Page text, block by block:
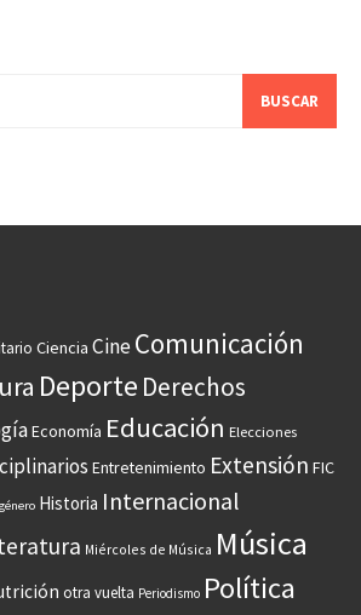
Ciencia CineComunicación
Deporte Derechos
Economía Educación Elecciones
Entretenimiento Extensión FIC
género Historia Internacional
Miércoles de Música Música
otra vuelta Periodismo Política